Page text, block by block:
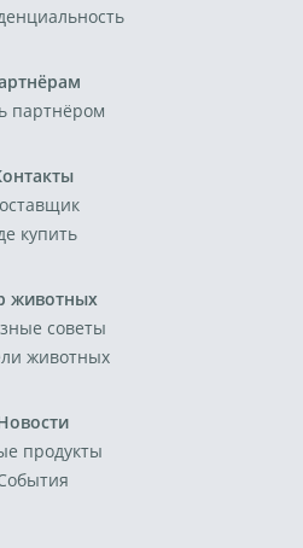
партнёром
купить
животных
советы
животных
продукты